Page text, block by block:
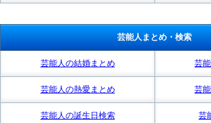
芸能人まとめ・検索
芸能人の結婚まとめ 芸
芸能人の熱愛まとめ 芸
芸能人の誕生日検索 芸